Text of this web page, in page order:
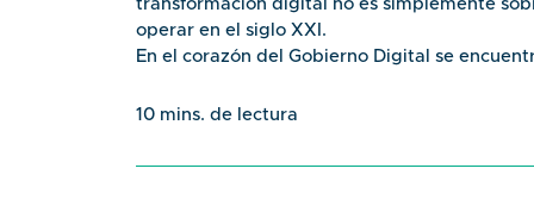
transformación digital no es simplemente
operar en el siglo XXI.
En el corazón del Gobierno Digital se
y participar activamente en la toma de
gubernamentales sean más accesibles,
ciudadanos interactúen con su gobierno
10 mins. de lectura